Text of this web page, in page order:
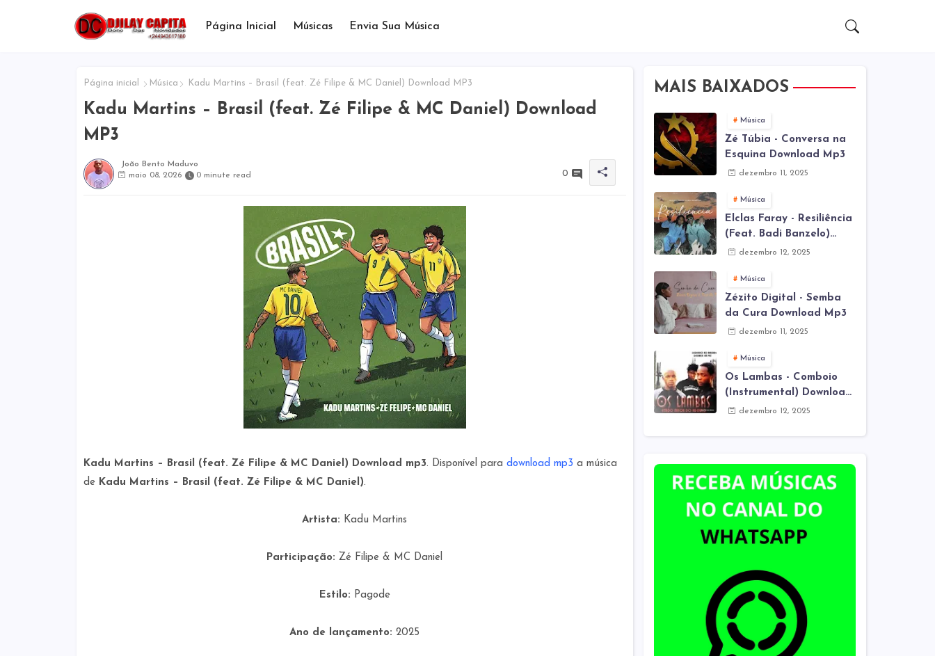
Página Inicial Músicas Envia Sua Música
Página inicial Música Kadu Martins – Brasil (feat. Zé Filipe & MC Daniel) Download MP3
Kadu Martins – Brasil (feat. Zé Filipe & MC Daniel) Download
MP3
João Bento Maduvo
maio 08, 2026
0 minute read 0
Kadu Martins – Brasil (feat. Zé Filipe & MC Daniel) Download mp3. Disponível para download mp3 a música
de Kadu Martins – Brasil (feat. Zé Filipe & MC Daniel).
Artista: Kadu Martins
Participação: Zé Filipe & MC Daniel
Estilo: Pagode
Ano de lançamento: 2025
MAIS BAIXADOS
Música
Zé Túbia - Conversa na
Esquina Download Mp3
dezembro 11, 2025
Música
Elclas Faray - Resiliência
(Feat. Badi Banzelo)
Download Mp3
dezembro 12, 2025
Música
Zézito Digital - Semba
da Cura Download Mp3
dezembro 11, 2025
Música
Os Lambas - Comboio
(Instrumental) Download
Mp3dezembro 12, 2025